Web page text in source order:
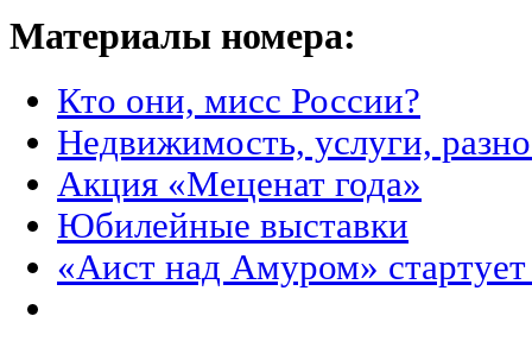
Материалы номера:
Кто они, мисс России?
Недвижимость, услуги,
Акция «Меценат года»
Юбилейные выставки
«Аист над Амуром»